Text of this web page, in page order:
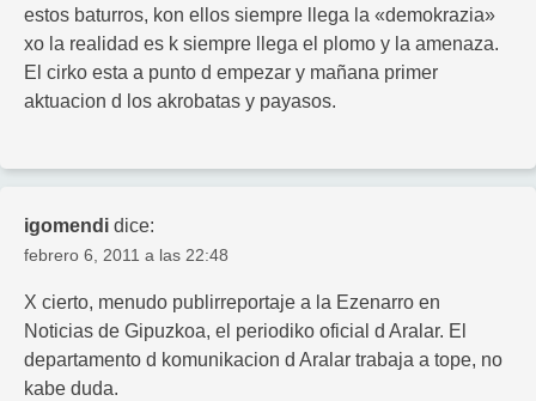
estos baturros, kon ellos siempre llega la «demokrazia»
xo la realidad es k siempre llega el plomo y la amenaza.
El cirko esta a punto d empezar y mañana primer
aktuacion d los akrobatas y payasos.
igomendi dice:
febrero 6, 2011 a las 22:48
X cierto, menudo publirreportaje a la Ezenarro en
Noticias de Gipuzkoa, el periodiko oficial d Aralar. El
departamento d komunikacion d Aralar trabaja a tope, no
kabe duda.